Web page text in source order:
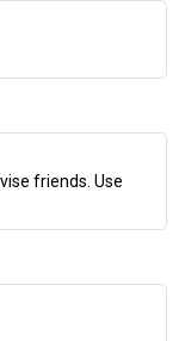
friends. Use